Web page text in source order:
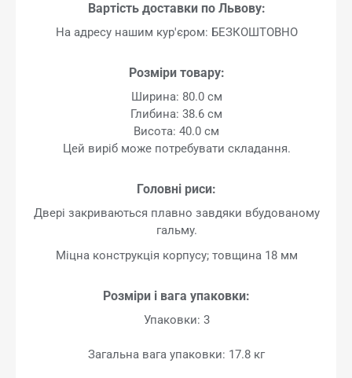
Вартість доставки по Львову:
На адресу нашим кур'єром: БЕЗКОШТОВНО
Розміри товару:
Ширина: 80.0 см
Глибина: 38.6 см
Висота: 40.0 см
Цей виріб може потребувати складання.
Головні риси:
Двері закриваються плавно завдяки вбудованому
гальму.
Міцна конструкція корпусу; товщина 18 мм
Розміри і вага упаковки:
Упаковки: 3
Загальна вага упаковки: 17.8 кг